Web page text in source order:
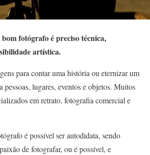
fotógrafo é preciso técnica,
artística.
para contar uma história ou eternizar um
pessoas, lugares, eventos e objetos. Muitos
em retrato, fotografia comercial e
é possível ser autodidata, sendo
de fotografar, ou é possível, e